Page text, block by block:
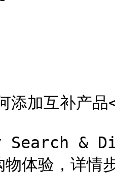
添加互补产
&
物体验，详